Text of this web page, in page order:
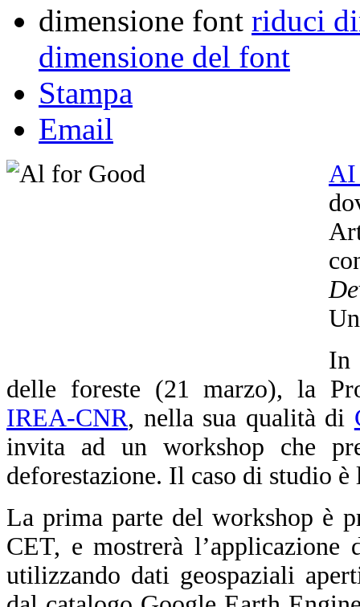
dimensione font riduci
dimensione del font
Stampa
Email
In
delle foreste (21 marzo), la
IREA-CNR, nella sua qualità di
invita ad un workshop che
deforestazione. Il caso di studio
La prima parte del workshop è
CET, e mostrerà
utilizzando dati geospaziali